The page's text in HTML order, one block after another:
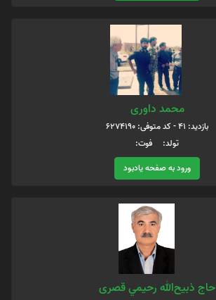
محمد داوری
بازدید: 41 - کد متوفی: 6274190
تولد: فوت:
ورود به صفحه یادبود
حاج ذبیح‌الله رحيمي قصری